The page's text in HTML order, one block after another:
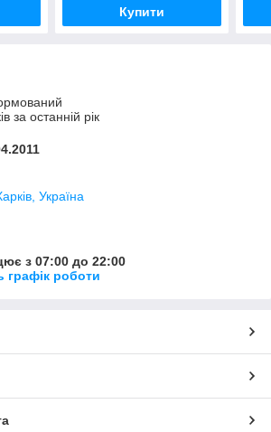
Купити
за останній рік
Україна
з 07:00 до 22:00
графік роботи